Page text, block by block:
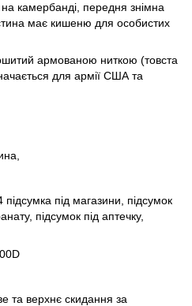
камербанді, передня знімна
має кишеню для особистих
армованою ниткою (товста
для армії США та
під магазини, підсумок
підсумок під аптечку,
та верхнє скидання за